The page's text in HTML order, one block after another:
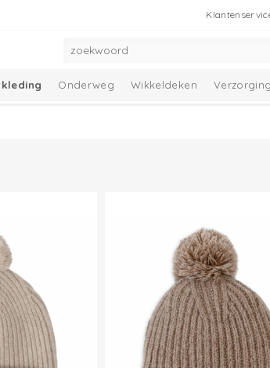
Onderweg Wikkeldeken Verzorging